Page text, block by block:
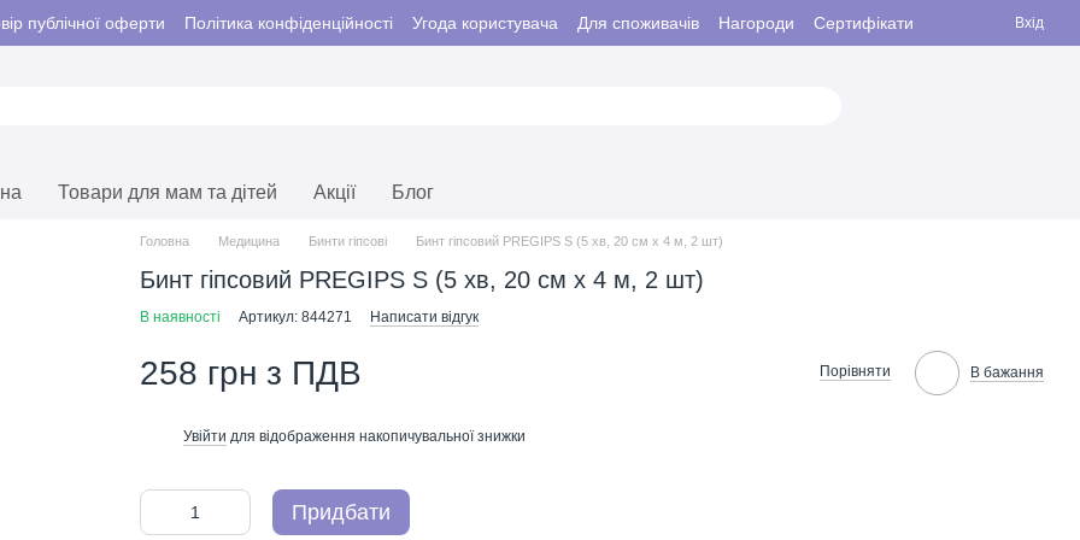
публічної оферти Політика конфіденційності Угода користувача Для споживачів Нагороди
Сертифікати
Вхід
Товари для мам та дітей Акції Блог
Головна Медицина Бинти гіпсові Бинт гіпсовий PREGIPS S (5 хв, 20 см x 4 м, 2 шт)
Бинт гіпсовий PREGIPS S (5 хв, 20 см x 4 м, 2 шт)
В наявності Артикул: 844271 Написати відгук
258 грн з ПДВ Порівняти В бажання
Увійти для відображення накопичувальної знижки
Придбати